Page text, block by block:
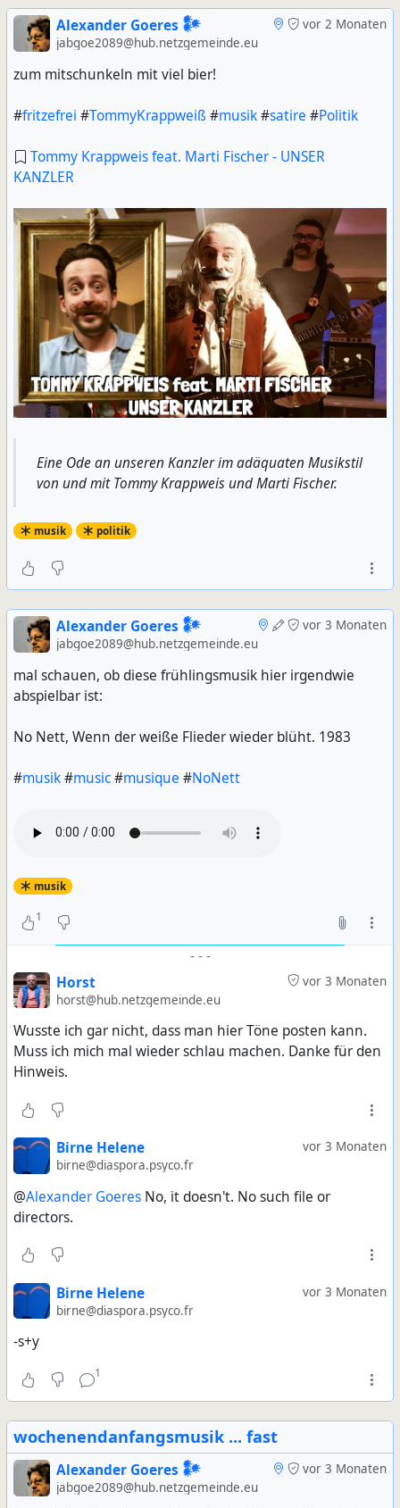
vor 2 Monaten
Alexander Goeres 𒀯
jabgoe2089@hub.netzgemeinde.eu
zum mitschunkeln mit viel bier!
#fritzefrei #TommyKrappweiß #musik#satire #Politik
Tommy Krappweis feat. Marti Fischer - UNSER
KANZLER
Eine Ode an unseren Kanzler im adäquaten Musikstil
von und mit Tommy Krappweis und Marti Fischer.
musik politik
vor 3 Monaten
Alexander Goeres 𒀯
jabgoe2089@hub.netzgemeinde.eu
mal schauen, ob diese frühlingsmusik hier irgendwie
abspielbar ist:
No Nett, Wenn der weiße Flieder wieder blüht. 1983
#musik#music#musique #NoNett
musik
1
- - -
vor 3 Monaten
Horst
horst@hub.netzgemeinde.eu
Wusste ich gar nicht, dass man hier Töne posten kann.
Muss ich mich mal wieder schlau machen. Danke für den
Hinweis.
vor 3 Monaten
Birne Helene
birne@diaspora.psyco.fr
@Alexander Goeres No, it doesn't. No such file or
directors.
vor 3 Monaten
Birne Helene
birne@diaspora.psyco.fr
-s+y
1
wochenendanfangsmusik ... fast
vor 3 Monaten
Alexander Goeres 𒀯
jabgoe2089@hub.netzgemeinde.eu